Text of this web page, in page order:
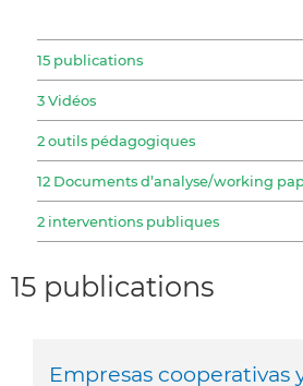
15 publications
3 Vidéos
2 outils pédagogiques
12 Documents d’analyse/working
2 interventions publiques
15 publications
Empresas cooperativas